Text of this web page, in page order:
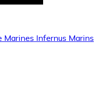
Infernus Marins